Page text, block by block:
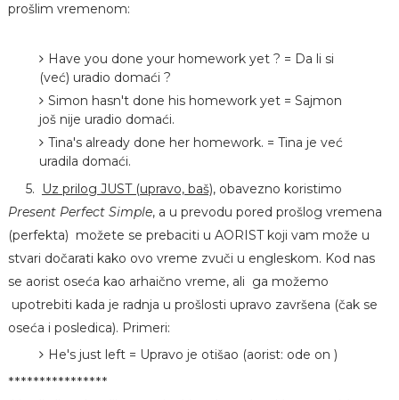
prošlim vremenom:
Have you done your homework yet ? = Da li si
(već) uradio domaći ?
Simon hasn't done his homework yet = Sajmon
još nije uradio domaći.
Tina's already done her homework. = Tina je već
uradila domaći.
5.
Uz prilog JUST (upravo, baš), obavezno koristimo
Present Perfect Simple, a u prevodu pored prošlog vremena
(perfekta) možete se prebaciti u AORIST koji vam može u
stvari dočarati kako ovo vreme zvuči u engleskom. Kod nas
se aorist oseća kao arhaično vreme, ali ga možemo
upotrebiti kada je radnja u prošlosti upravo završena (čak se
oseća i posledica). Primeri:
He's just left = Upravo je otišao (aorist: ode on )
****************